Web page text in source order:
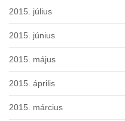
2015. július
2015. június
2015. május
2015. április
2015. március